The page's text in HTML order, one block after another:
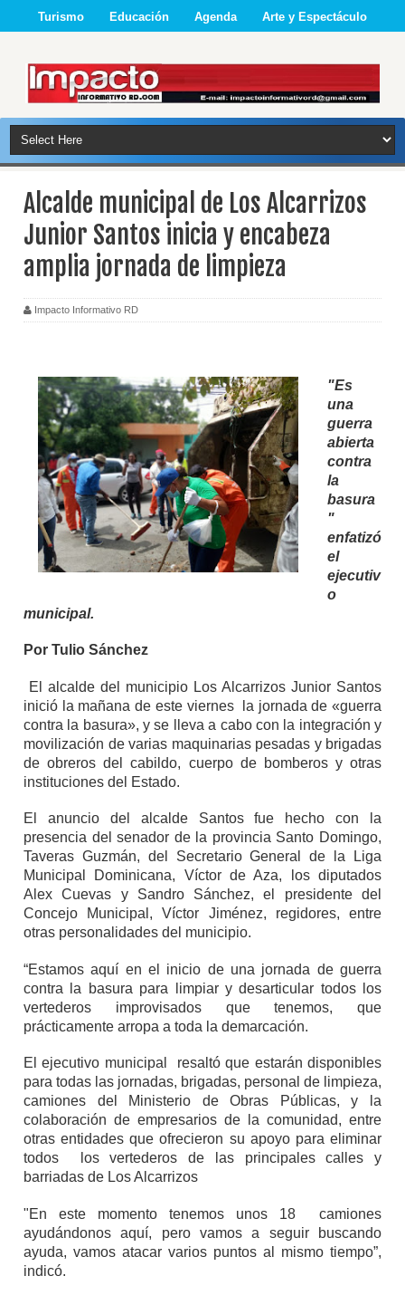
Turismo Educación Agenda Arte y Espectáculo
Alcalde municipal de Los Alcarrizos
Junior Santos inicia y encabeza
amplia jornada de limpieza
Impacto Informativo RD
"Es
una
guerra
abierta
contra
la
basura
"
enfatizó
el
ejecutiv
o
municipal.
Por Tulio Sánchez
El alcalde del municipio Los Alcarrizos Junior Santos
inició la mañana de este viernes la jornada de «guerra
contra la basura», y se lleva a cabo con la integración y
movilización de varias maquinarias pesadas y brigadas
de obreros del cabildo, cuerpo de bomberos y otras
instituciones del Estado.
El anuncio del alcalde Santos fue hecho con la
presencia del senador de la provincia Santo Domingo,
Taveras Guzmán, del Secretario General de la Liga
Municipal Dominicana, Víctor de Aza, los diputados
Alex Cuevas y Sandro Sánchez, el presidente del
Concejo Municipal, Víctor Jiménez, regidores, entre
otras personalidades del municipio.
“Estamos aquí en el inicio de una jornada de guerra
contra la basura para limpiar y desarticular todos los
vertederos improvisados que tenemos, que
prácticamente arropa a toda la demarcación.
El ejecutivo municipal resaltó que estarán disponibles
para todas las jornadas, brigadas, personal de limpieza,
camiones del Ministerio de Obras Públicas, y la
colaboración de empresarios de la comunidad, entre
otras entidades que ofrecieron su apoyo para eliminar
todos los vertederos de las principales calles y
barriadas de Los Alcarrizos
"En este momento tenemos unos 18 camiones
ayudándonos aquí, pero vamos a seguir buscando
ayuda, vamos atacar varios puntos al mismo tiempo”,
indicó.